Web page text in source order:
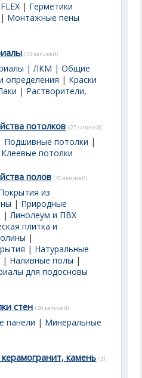
| Герметики
| Монтажные пены
(33 записей)
| ЛКМ | Общие
определения | Краски
| Растворители,
потолков (27 записей)
Подшивные потолки |
Клеевые потолки
полов (70 записей)
из
| Природные
|Линолеум и ПВХ
плитка и
|
| Натуральные
| Наливные полы |
для подосновы
стен (29 записей)
панели | Минеральные
камень (31